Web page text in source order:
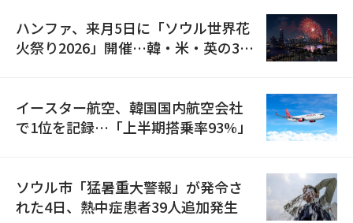
ハンファ、来月5日に「ソウル世界花
火祭り2026」開催…韓・米・英の3カ
イースター航空、韓国国内航空会社
で1位を記録…「上半期搭乗率93%」
ソウル市「猛暑重大警報」が発令さ
れた4日、熱中症患者39人追加発生